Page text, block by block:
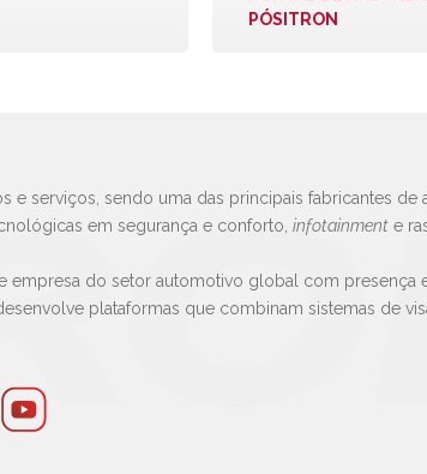
PÓSITRON
serviços, sendo uma das principais fabricantes de
em segurança e conforto,infotainment e
empresa do setor automotivo global com presença
plataformas que combinam sistemas de